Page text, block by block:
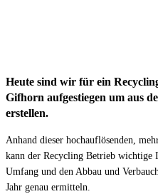
Heute sind wir für ein
Gifhorn aufgestiegen um aus
erstellen.
Anhand dieser hochauflösenden,
kann der Recycling Betrieb wichtige
Umfang und den Abbau und
Jahr genau ermitteln.